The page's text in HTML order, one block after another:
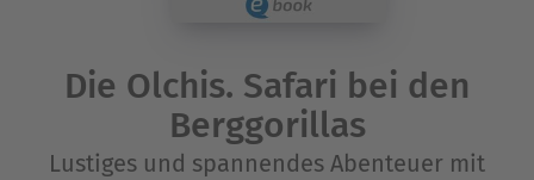
Die Olchis. Safari bei den
Berggorillas
Lustiges und spannendes Abenteuer mit